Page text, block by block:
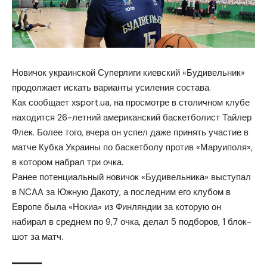
Новичок украинской Суперлиги киевский «Будивельник»
продолжает искать варианты усиления состава.
Как сообщает xsport.ua, на просмотре в столичном клубе
находится 26-летний американский баскетболист Тайлер
Флек. Более того, вчера он успел даже принять участие в
матче Кубка Украины по баскетболу против «Маруиполя»,
в котором набрал три очка.
Ранее потенциальный новичок «Будивельника» выступал
в NCAA за Южную Дакоту, а последним его клубом в
Европе была «Нокиа» из Финляндии за которую он
набирал в среднем по 9,7 очка, делал 5 подборов, 1 блок-
шот за матч.